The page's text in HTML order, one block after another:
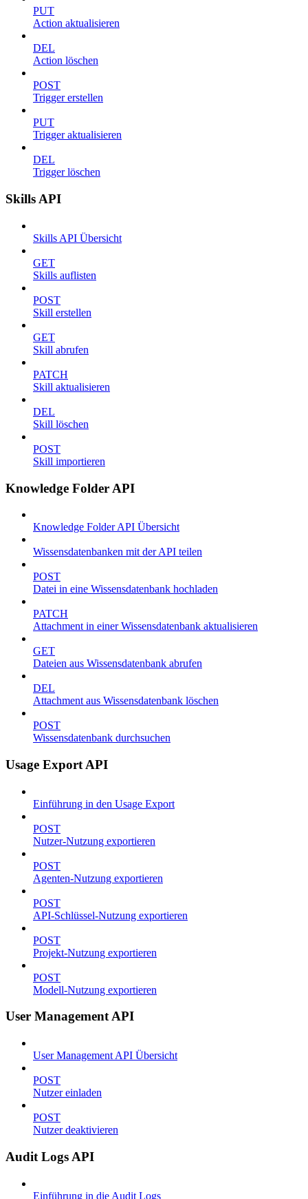
PUT
Action aktualisieren
DEL
Action löschen
POST
Trigger erstellen
PUT
Trigger aktualisieren
DEL
Trigger löschen
Skills API
Skills API Übersicht
GET
Skills auflisten
POST
Skill erstellen
GET
Skill abrufen
PATCH
Skill aktualisieren
DEL
Skill löschen
POST
Skill importieren
Knowledge Folder API
Knowledge Folder API Übersicht
Wissensdatenbanken mit der API teilen
POST
Datei in eine Wissensdatenbank hochladen
PATCH
Attachment in einer Wissensdatenbank aktualisieren
GET
Dateien aus Wissensdatenbank abrufen
DEL
Attachment aus Wissensdatenbank löschen
POST
Wissensdatenbank durchsuchen
Usage Export API
Einführung in den Usage Export
POST
Nutzer-Nutzung exportieren
POST
Agenten-Nutzung exportieren
POST
API-Schlüssel-Nutzung exportieren
POST
Projekt-Nutzung exportieren
POST
Modell-Nutzung exportieren
User Management API
User Management API Übersicht
POST
Nutzer einladen
POST
Nutzer deaktivieren
Audit Logs API
Einführung in die Audit Logs